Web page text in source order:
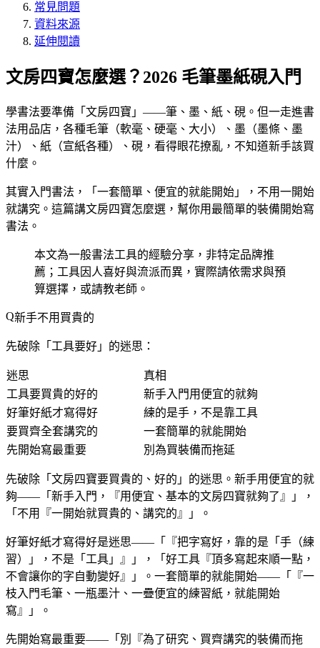
常見問題
資料來源
延伸閱讀
文房四寶怎麼選？2026 毛筆墨紙硯入門
學書法要準備「文房四寶」——筆、墨、紙、硯。但一走進書
法用品店，各種毛筆（軟毫、硬毫、大小）、墨（墨條、墨
汁）、紙（宣紙各種）、硯，看得眼花撩亂，不知道新手該買
什麼。
其實入門書法，「一套簡單、便宜的就能開始」，不用一開始
就講究。這篇講文房四寶怎麼選，幫你用最簡單的裝備開始寫
書法。
本文為一般書法工具的經驗分享，非特定品牌推
薦；工具因人喜好與流派而異，實際請依需求與預
算選擇，或請教老師。
新手不用買貴的
先破除「工具要好」的迷思：
迷思
真相
工具要買貴的好的
新手入門用便宜的就夠
好筆好紙才寫得好
練的是手，不是靠工具
要買齊全套講究的
一套簡單的就能開始
先開始寫最重要
別為買裝備而拖延
先破除「文房四寶要買貴的、好的」的迷思。新手用便宜的就
夠——「新手入門，『用便宜、基本的文房四寶就夠了』」，
「不用『一開始就買貴的、講究的』」。
好筆好紙才寫得好是迷思——「『把字寫好，靠的是「手（練
習）」，不是「工具」』」，「好工具『頂多寫起來順一點，
不會讓你的字自動變好』」。一套簡單的就能開始——「『一
枝入門毛筆、一瓶墨汁、一疊便宜的練習紙，就能開始
寫』」。
先開始寫最重要——「別『為了研究、買齊講究的裝備而拖